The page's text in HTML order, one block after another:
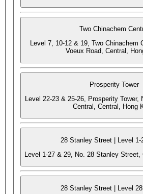
Two Chinachem
Level 7, 10-12 & 19, Two Chinachem
Voeux Road, Central,
Prosperity Tower
Level 22-23 & 25-26, Prosperity Tower,
Central, Central, Hong
28 Stanley Street | Level 1-
Level 1-27 & 29, No. 28 Stanley Street,
28 Stanley Street | Level 28